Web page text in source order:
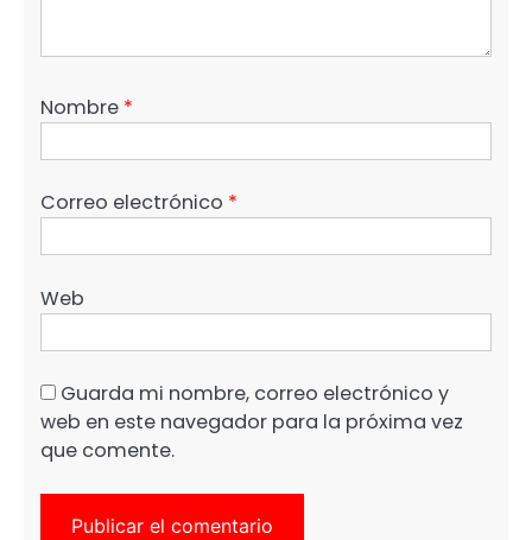
Nombre *
Correo electrónico *
Web
Guarda mi nombre, correo electrónico y
web en este navegador para la próxima vez
que comente.